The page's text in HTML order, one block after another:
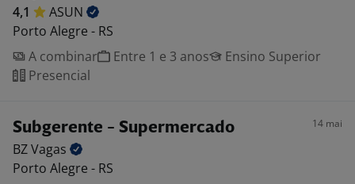
4,1
ASUN
Porto Alegre - RS
A combinar
Entre 1 e 3 anos
Ensino Superior
Presencial
Subgerente - Supermercado 14 mai
BZVagas
Porto Alegre - RS